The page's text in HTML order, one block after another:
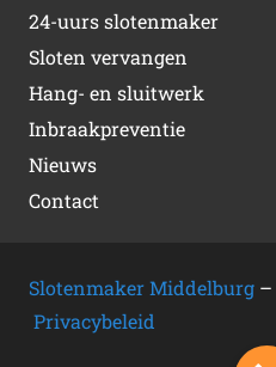
24-uurs slotenmaker
Sloten vervangen
Hang- en sluitwerk
Inbraakpreventie
Nieuws
Contact
Slotenmaker Middelburg –
Privacybeleid